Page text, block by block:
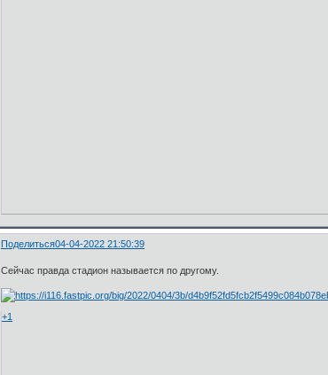
Поделиться04-04-2022 21:50:39
Сейчас правда стадион называется по другому.
+1